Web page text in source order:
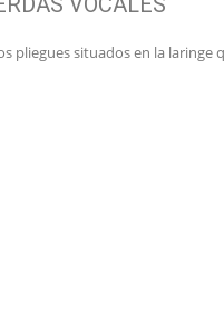
pliegues situados en la